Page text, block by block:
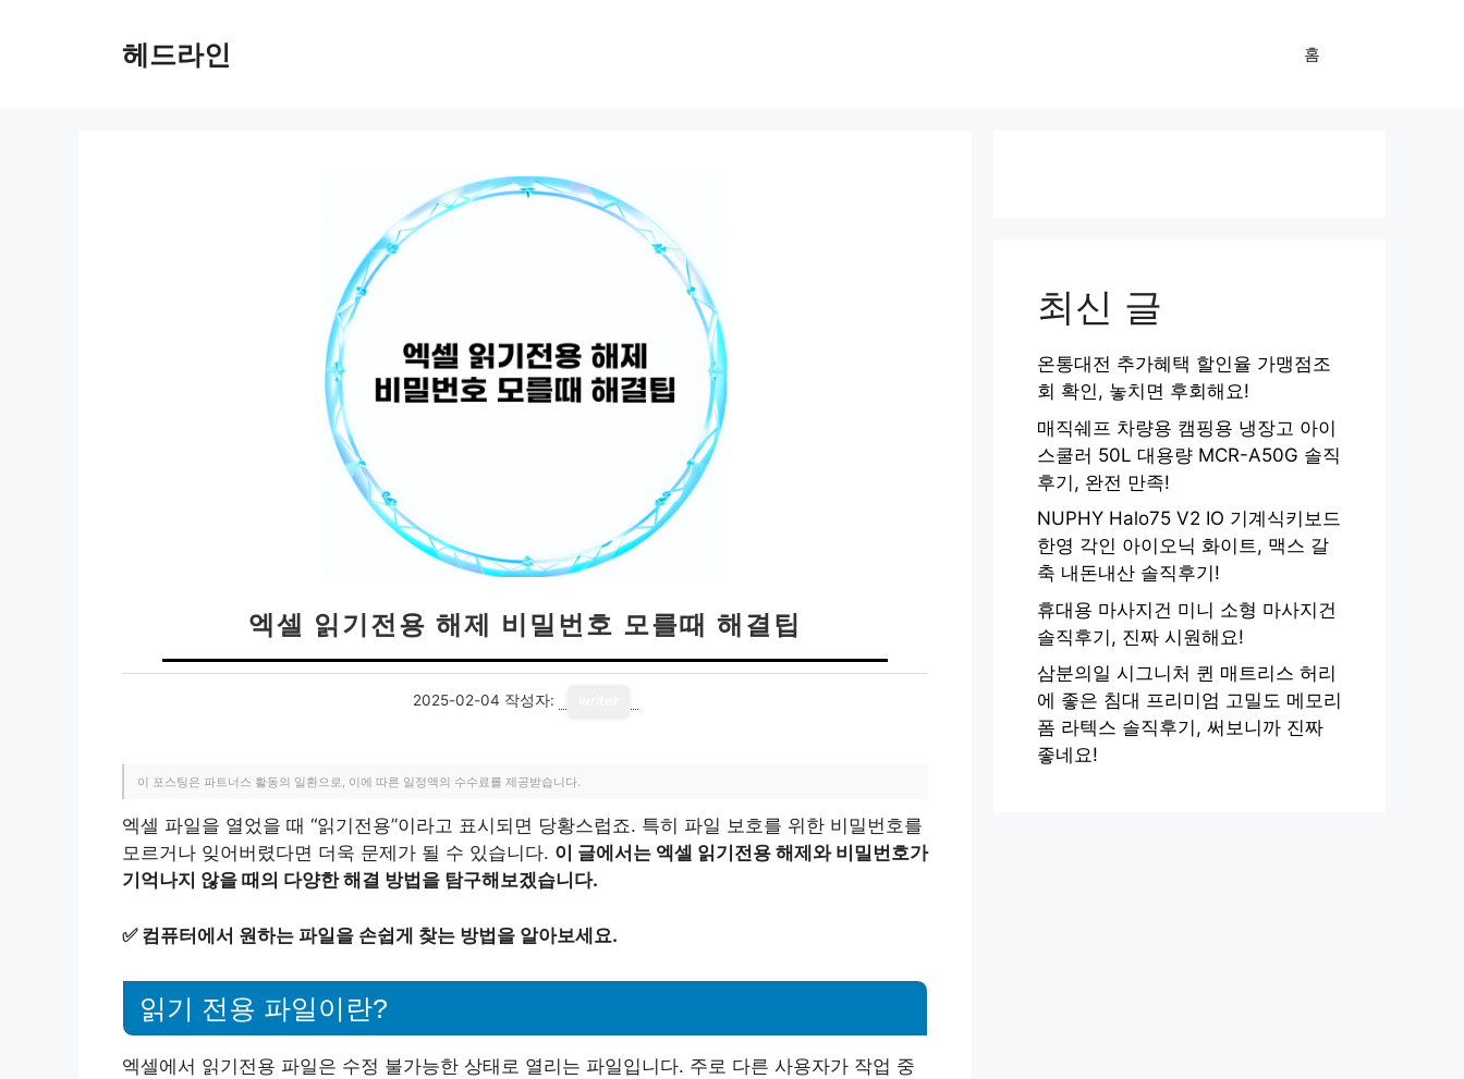
헤드라인 홈
엑셀 읽기전용 해제 비밀번호 모를때 해결팁
2025-02-04 작성자:
이 포스팅은 파트너스 활동의 일환으로, 이에 따른 일정액의 수수료를 제공받습니다.
엑셀 파일을 열었을 때 “읽기전용”이라고 표시되면 당황스럽죠. 특히 파일 보호를 위한 비밀번호를
모르거나 잊어버렸다면 더욱 문제가 될 수 있습니다. 이 글에서는 엑셀 읽기전용 해제와 비밀번호가
기억나지 않을 때의 다양한 해결 방법을 탐구해보겠습니다.
✅ 컴퓨터에서 원하는 파일을 손쉽게 찾는 방법을 알아보세요.
읽기 전용 파일이란?
엑셀에서 읽기전용 파일은 수정 불가능한 상태로 열리는 파일입니다. 주로 다른 사용자가 작업 중
최신 글
온통대전 추가혜택 할인율 가맹점조
회 확인, 놓치면 후회해요!
매직쉐프 차량용 캠핑용 냉장고 아이
스쿨러 50L 대용량 MCR-A50G 솔직
후기, 완전 만족!
NUPHY Halo75 V2 IO 기계식키보드
한영 각인 아이오닉 화이트, 맥스 갈
축 내돈내산 솔직후기!
휴대용 마사지건 미니 소형 마사지건
솔직후기, 진짜 시원해요!
삼분의일 시그니처 퀸 매트리스 허리
에 좋은 침대 프리미엄 고밀도 메모리
폼 라텍스 솔직후기, 써보니까 진짜
좋네요!